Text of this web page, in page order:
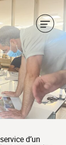
&
&
BUREAU
d’un